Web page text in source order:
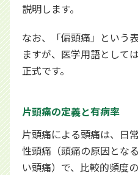
説明します。
なお、「偏頭痛」という
ますが、医学用語として
正式です。
片頭痛の定義と有病率
片頭痛による頭痛は、日
性頭痛（頭痛の原因とな
い頭痛）で、比較的頻度